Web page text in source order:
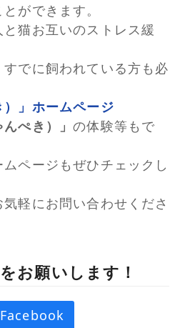
ができます。
猫お互いのストレス緩
でに飼われている方も必
）」ホームページ
んぺき）」の体験等もで
ページもぜひチェックし
軽にお問い合わせくださ
お願いします！
Facebook